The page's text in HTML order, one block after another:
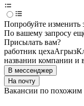
Попробуйте изменить
По вашему запросу
Присылать вам?
работник цехаАгрыз
названии компании и
В мессенджер
На почту
Вакансии по похожим